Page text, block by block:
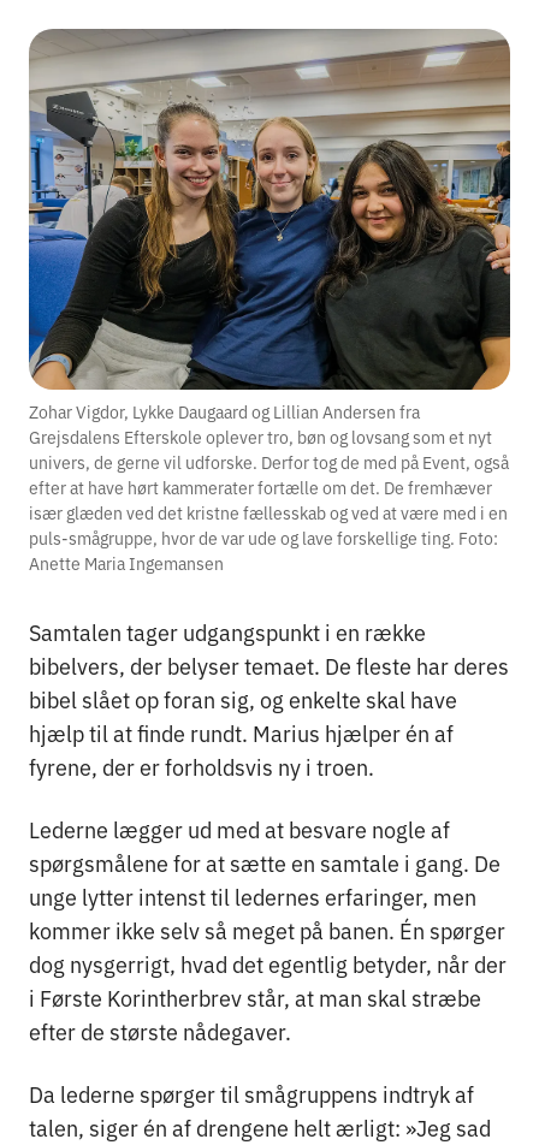
Zohar Vigdor, Lykke Daugaard og Lillian Andersen fra
Grejsdalens Efterskole oplever tro, bøn og lovsang som et nyt
univers, de gerne vil udforske. Derfor tog de med på Event, også
efter at have hørt kammerater fortælle om det. De fremhæver
især glæden ved det kristne fællesskab og ved at være med i en
puls-smågruppe, hvor de var ude og lave forskellige ting. Foto:
Anette Maria Ingemansen
Samtalen tager udgangspunkt i en række
bibelvers, der belyser temaet. De fleste har deres
bibel slået op foran sig, og enkelte skal have
hjælp til at finde rundt. Marius hjælper én af
fyrene, der er forholdsvis ny i troen.
Lederne lægger ud med at besvare nogle af
spørgsmålene for at sætte en samtale i gang. De
unge lytter intenst til ledernes erfaringer, men
kommer ikke selv så meget på banen. Én spørger
dog nysgerrigt, hvad det egentlig betyder, når der
i Første Korintherbrev står, at man skal stræbe
efter de største nådegaver.
Da lederne spørger til smågruppens indtryk af
talen, siger én af drengene helt ærligt: »Jeg sad